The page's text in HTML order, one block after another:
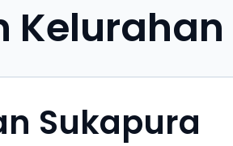
Kelurahan
Sukapura